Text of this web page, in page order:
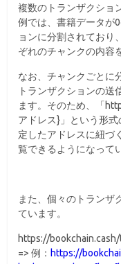
複数のトランザクショ
例では、書籍データが
ョンに分割されており
ぞれのチャンクの内容
なお、チャンクごとに
トランザクションの送
ます。そのため、「
アドレス}」という形
定したアドレスに紐づ
覧できるようになって
また、個々のトランザ
ています。
https://
=> 例：https://